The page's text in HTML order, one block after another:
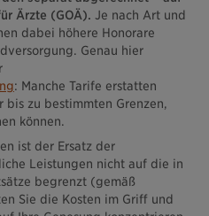
Ärzte (GOÄ). Je nach Art und
dabei höhere Honorare
Genau hier
: Manche Tarife erstatten
zu bestimmten Grenzen,
können.
ist der Ersatz der
Leistungen nicht auf die in
begrenzt (gemäß
Sie die Kosten im Griff und